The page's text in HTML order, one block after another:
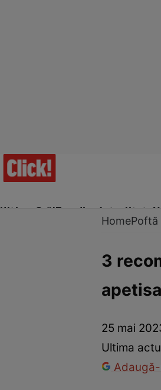
Ultima Oră!Trending Actualitate
Mâncăruri
HomePoftă
3
25 mai
Ultima